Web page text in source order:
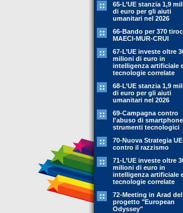
65-L’UE stanzia 1,9
di euro per gli aiuti
umanitari nel 2026
66-Bando per 370
MAECI-MUR-CRUI
67-L’UE investe oltre
milioni di euro in
intelligenza artificiale
tecnologie correlate
68-L’UE stanzia 1,9
di euro per gli aiuti
umanitari nel 2026
69-Campagna contro
l'abuso di
strumenti tecnologici
70-Nuova Strategia UE
contro il razzismo
71-L’UE investe oltre
milioni di euro in
intelligenza artificiale
tecnologie correlate
72-Meeting in Arad del
progetto "European
Odyssey"